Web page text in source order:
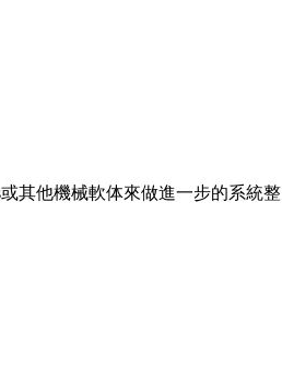
其他機械軟体來做進一步的系統整